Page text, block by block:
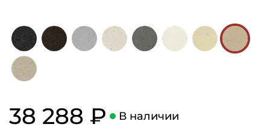
38 288 ₽ В наличии